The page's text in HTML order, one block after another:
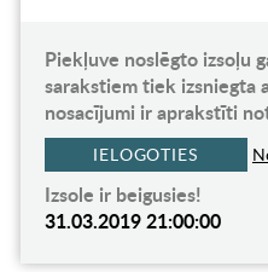
Piekļuve noslēgto izsoļu
sarakstiem tiek izsniegta
nosacījumi ir aprakstīti
IELOGOTIES
Izsole ir beigusies!
31.03.2019 21:00:00